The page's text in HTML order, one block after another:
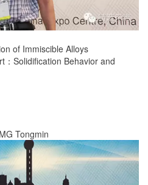
of Immiscible Alloys
Solidification Behavior and
Tongmin